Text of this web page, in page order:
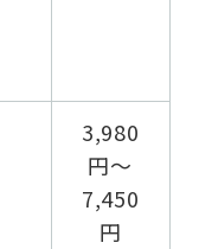
3,980
円～
7,450
円